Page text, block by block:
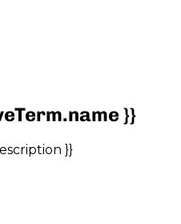
}}
}}